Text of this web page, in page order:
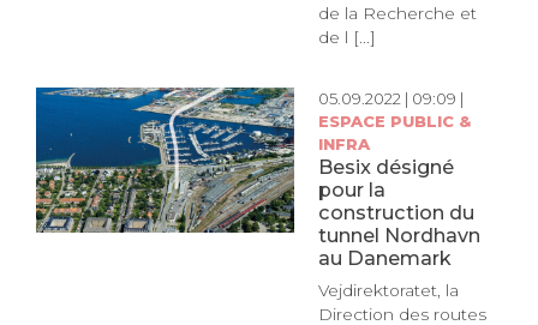
de la Recherche et
de l [...]
05.09.2022 | 09:09 |
ESPACE PUBLIC &
INFRA
Besix désigné
pour la
construction du
tunnel Nordhavn
au Danemark
Vejdirektoratet, la
Direction des routes